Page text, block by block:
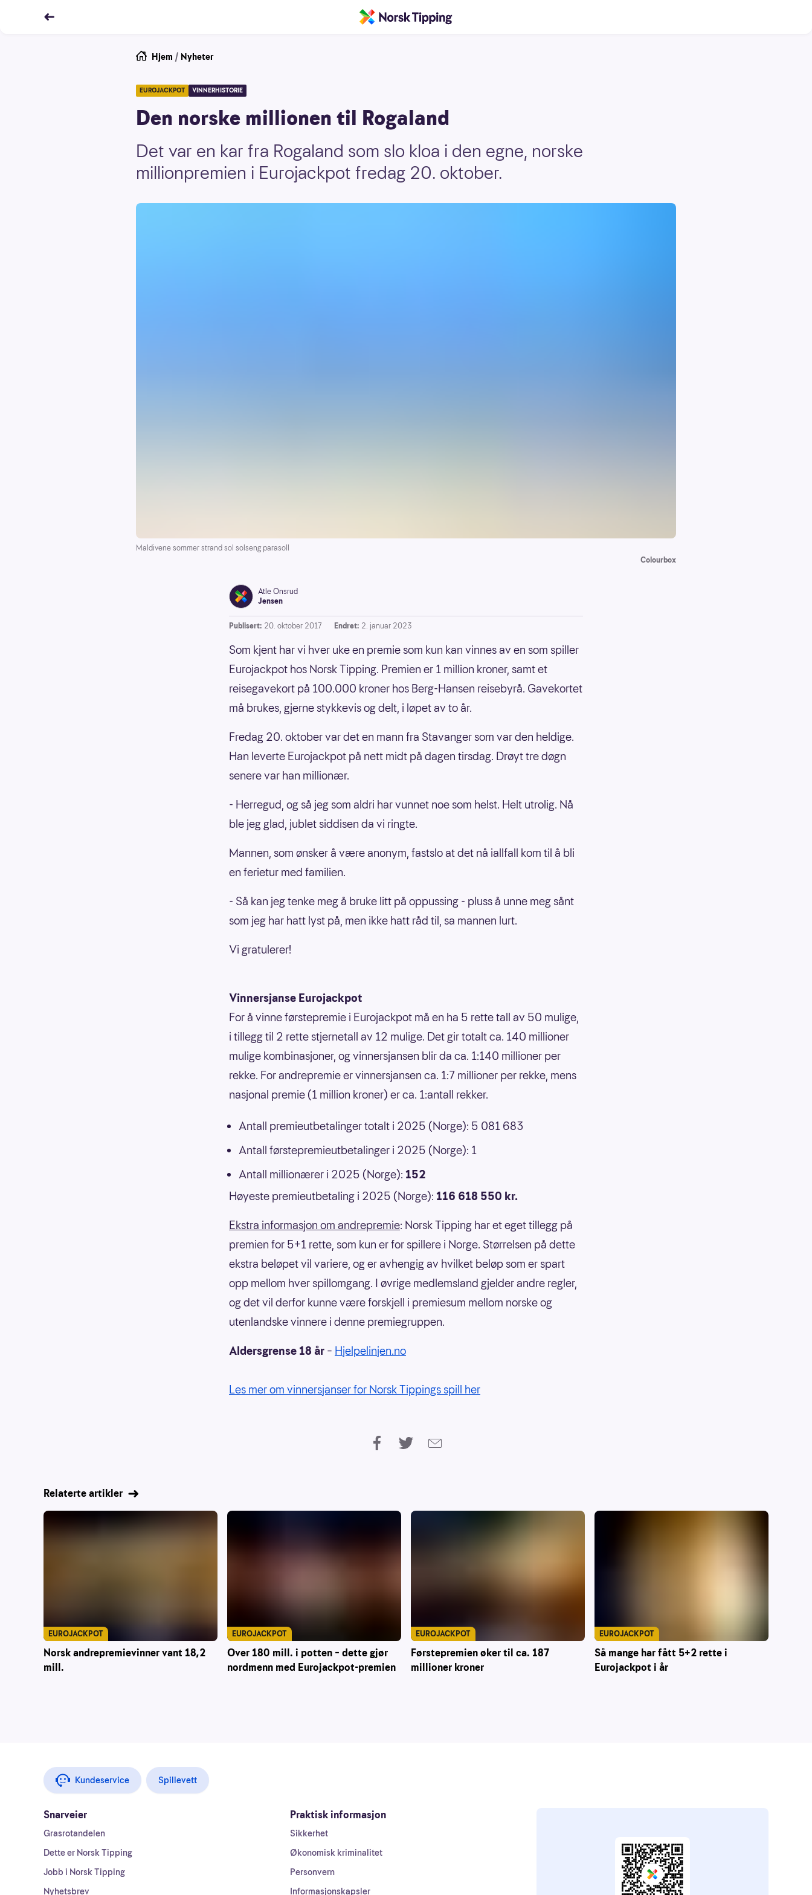
Hjem / Nyheter
EUROJACKPOT VINNERHISTORIE
Den norske millionen til Rogaland
Det var en kar fra Rogaland som slo kloa i den egne, norske
millionpremien i Eurojackpot fredag 20. oktober.
Maldivene sommer strand sol solseng parasoll
Colourbox
Atle Onsrud
Jensen
Publisert: 20. oktober 2017 Endret: 2. januar 2023
Som kjent har vi hver uke en premie som kun kan vinnes av en som spiller
Eurojackpot hos Norsk Tipping. Premien er 1 million kroner, samt et
reisegavekort på 100.000 kroner hos Berg-Hansen reisebyrå. Gavekortet
må brukes, gjerne stykkevis og delt, i løpet av to år.
Fredag 20. oktober var det en mann fra Stavanger som var den heldige.
Han leverte Eurojackpot på nett midt på dagen tirsdag. Drøyt tre døgn
senere var han millionær.
- Herregud, og så jeg som aldri har vunnet noe som helst. Helt utrolig. Nå
ble jeg glad, jublet siddisen da vi ringte.
Mannen, som ønsker å være anonym, fastslo at det nå iallfall kom til å bli
en ferietur med familien.
- Så kan jeg tenke meg å bruke litt på oppussing - pluss å unne meg sånt
som jeg har hatt lyst på, men ikke hatt råd til, sa mannen lurt.
Vi gratulerer!
Vinnersjanse Eurojackpot
For å vinne førstepremie i Eurojackpot må en ha 5 rette tall av 50 mulige,
i tillegg til 2 rette stjernetall av 12 mulige. Det gir totalt ca. 140 millioner
mulige kombinasjoner, og vinnersjansen blir da ca. 1:140 millioner per
rekke. For andrepremie er vinnersjansen ca. 1:7 millioner per rekke, mens
nasjonal premie (1 million kroner) er ca. 1:antall rekker.
Antall premieutbetalinger totalt i 2025 (Norge): 5 081 683
Antall førstepremieutbetalinger i 2025 (Norge): 1
Antall millionærer i 2025 (Norge): 152
Høyeste premieutbetaling i 2025 (Norge): 116 618 550 kr.
Ekstra informasjon om andrepremie: Norsk Tipping har et eget tillegg på
premien for 5+1 rette, som kun er for spillere i Norge. Størrelsen på dette
ekstra beløpet vil variere, og er avhengig av hvilket beløp som er spart
opp mellom hver spillomgang. I øvrige medlemsland gjelder andre regler,
og det vil derfor kunne være forskjell i premiesum mellom norske og
utenlandske vinnere i denne premiegruppen.
Aldersgrense 18 år – Hjelpelinjen.no
Les mer om vinnersjanser for Norsk Tippings spill her
Relaterte artikler
Norsk andrepremievinner vant 18,2
mill.
EUROJACKPOT
Over 180 mill. i potten – dette gjør
nordmenn med Eurojackpot-premien
EUROJACKPOT
Førstepremien øker til ca. 187
millioner kroner
EUROJACKPOT
Så mange har fått 5+2 rette i
Eurojackpot i år
EUROJACKPOT
Kundeservice Spillevett
Snarveier
Grasrotandelen
Dette er Norsk Tipping
Jobb i Norsk Tipping
Nyhetsbrev
Praktisk informasjon
Sikkerhet
Økonomisk kriminalitet
Personvern
Informasjonskapsler